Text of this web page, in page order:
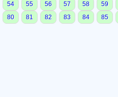
54
55 56 57 58 59
80
81 82 83 84 85